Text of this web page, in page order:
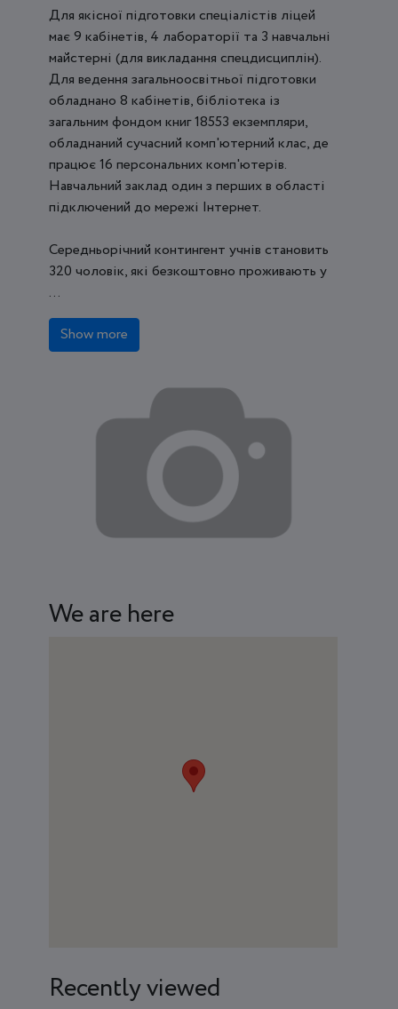
Для якісної підготовки спеціалістів ліцей
має 9 кабінетів, 4 лабораторії та 3 навчальні
майстерні (для викладання спецдисциплін).
Для ведення загальноосвітньої підготовки
обладнано 8 кабінетів, бібліотека із
загальним фондом книг 18553 екземпляри,
обладнаний сучасний комп'ютерний клас, де
працює 16 персональних комп'ютерів.
Навчальний заклад один з перших в області
підключений до мережі Інтернет.
Середньорічний контингент учнів становить
320 чоловік, які безкоштовно проживають у
...
Show more
We are here
Recently viewed